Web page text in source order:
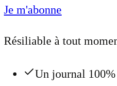
Je m'abonne
Résiliable à tout
Un journal